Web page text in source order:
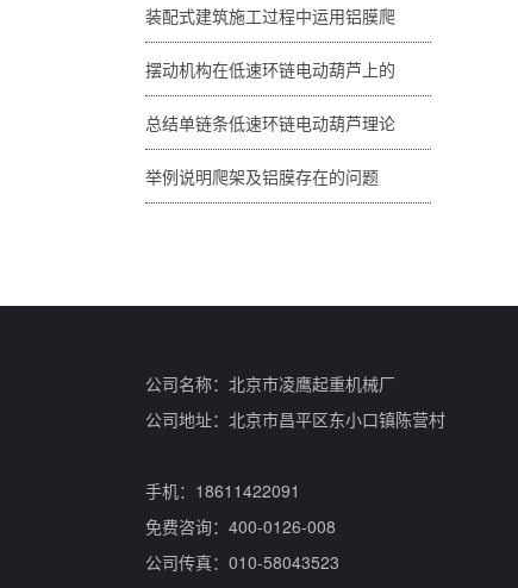
装配式建筑施工过程中运用铝膜爬
摆动机构在低速环链电动葫芦上的
总结单链条低速环链电动葫芦理论
举例说明爬架及铝膜存在的问题
公司名称：北京市凌鹰起重机械厂
公司地址：北京市昌平区东小口镇陈营村
手机：18611422091
免费咨询：400-0126-008
公司传真：010-58043523